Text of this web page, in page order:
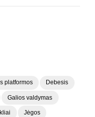
platformos Debesis
Galios valdymas
Jėgos